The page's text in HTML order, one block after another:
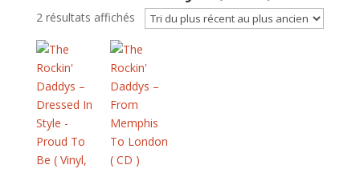
2 résultats affichésTrié
plus
récent
au
plus
ancien